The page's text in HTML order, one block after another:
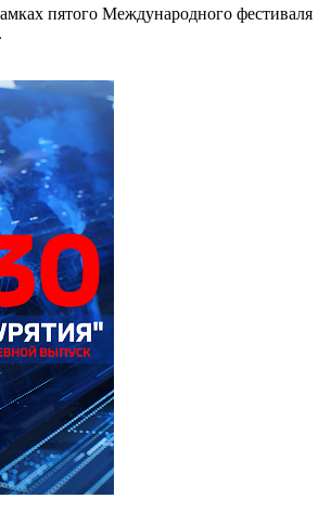
пятого Международного фестиваля